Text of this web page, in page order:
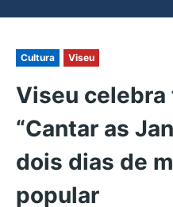
Cultura Viseu
Viseu
“Cantar as
dois dias de
popular